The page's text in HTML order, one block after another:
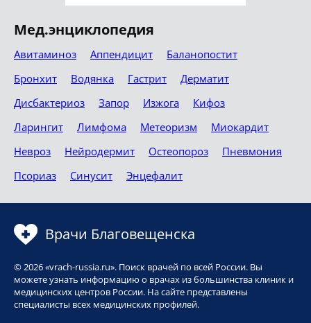
Мед.энциклопедия
Авитаминоз Аппендицит
Баланопостит
Бронхит
Водянка Гастрит
Дерматит
Дисбактериоз
Запор Изжога
Кифоз
Ларингит
Лимфома Метеоризм
Миокардит
Невроз
Нейродермит Остеопороз
Пневмония
Псориаз
Синусит Энцефалит
Врачи Благовещенска
© 2026 «vrach-russia.ru». Поиск врачей по всей России. Вы
можете узнать информацию о врачах из большинства клиник и
медицинских центров России. На сайте представлены
специалисты всех медицинских профилей.